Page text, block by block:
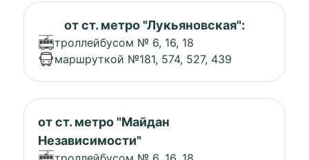
от ст. метро "Лукьяновская":
троллейбусом № 6, 16, 18
маршруткой №181, 574, 527, 439
от ст. метро "Майдан
Независимости"